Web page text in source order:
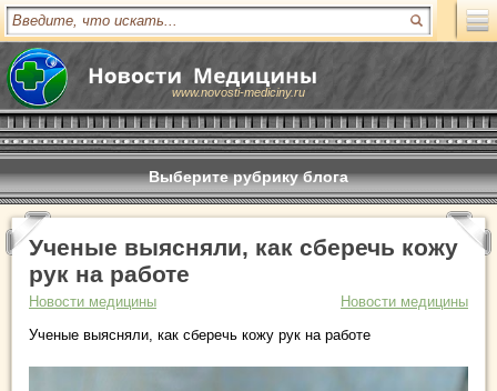
www.novosti-mediciny.ru
Выберите рубрику блога
Ученые выясняли, как сберечь кожу
рук на работе
Новости медицины
Новости медицины
Ученые выясняли, как сберечь кожу рук на работе